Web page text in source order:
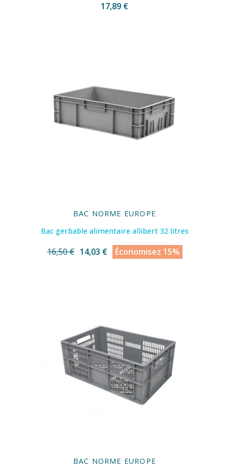
17,89 €
BAC NORME EUROPE
Bac gerbable alimentaire allibert 32 litres
16,50 € 14,03 € Économisez 15%
BAC NORME EUROPE